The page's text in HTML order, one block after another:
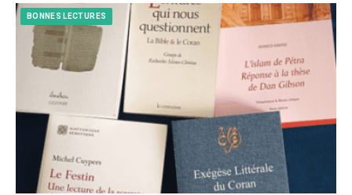
BONNES LECTURES